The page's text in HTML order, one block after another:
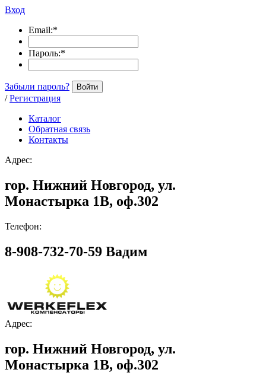
Вход
Email:*
Пароль:*
Забыли пароль? Войти
/ Регистрация
Каталог
Обратная связь
Контакты
Адрес:
гор. Нижний Новгород, ул.
Монастырка 1В, оф.302
Телефон:
8-908-732-70-59 Вадим
Адрес:
гор. Нижний Новгород, ул.
Монастырка 1В, оф.302